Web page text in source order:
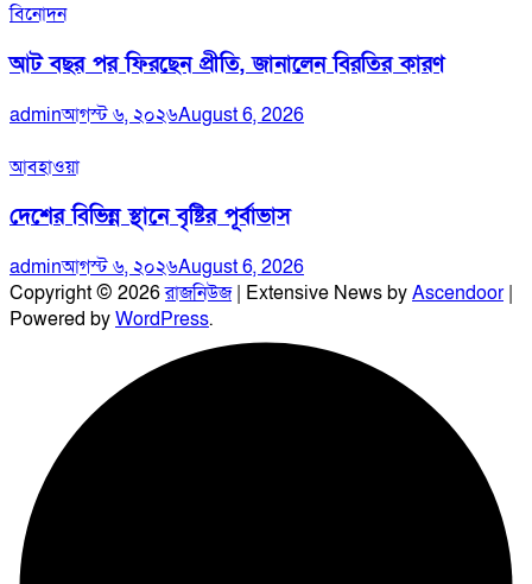
বিনোদন
আট বছর পর ফিরছেন প্রীতি, জানালেন বিরতির কারণ
adminআগস্ট ৬, ২০২৬August 6, 2026
আবহাওয়া
দেশের বিভিন্ন স্থানে বৃষ্টির পূর্বাভাস
adminআগস্ট ৬, ২০২৬August 6, 2026
Copyright © 2026রাজনিউজ| Extensive News byAscendoor|
Powered byWordPress.